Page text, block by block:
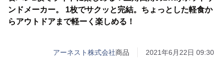
ンドメーカー。 1枚でサクッと完結。ちょっとした軽食か
らアウトドアまで軽ーく楽しめる！
アーネスト株式会社商品 2021年6月22日 09:30